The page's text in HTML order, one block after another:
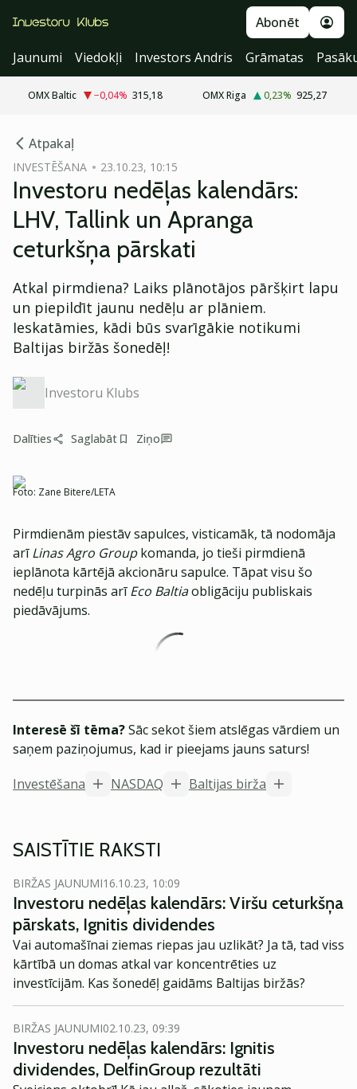
Abonēt
Jaunumi
Viedokļi Investors Andris Grāmatas
OMX Baltic −0,04% 315,18 OMX Riga 0,23% 925,27
Atpakaļ
INVESTĒŠANA 23.10.23, 10:15
Investoru nedēļas kalendārs:
LHV, Tallink un Apranga
ceturkšņa pārskati
Atkal pirmdiena? Laiks plānotājos pāršķirt lapu
un piepildīt jaunu nedēļu ar plāniem.
Ieskatāmies, kādi būs svarīgākie notikumi
Baltijas biržās šonedēļ!
Investoru Klubs
Dalīties Saglabāt Ziņo
Foto: Zane Bitere/LETA
Pirmdienām piestāv sapulces, visticamāk, tā nodomāja
arīLinas Agro Groupkomanda, jo tieši pirmdienā
ieplānota kārtējā akcionāru sapulce. Tāpat visu šo
nedēļu turpinās arīEco Baltiaobligāciju publiskais
piedāvājums.
Interesē šī tēma?Sāc sekot šiem atslēgas vārdiem un
saņem paziņojumus, kad ir pieejams jauns saturs!
Investēšana
NASDAQ Baltijas birža
SAISTĪTIE RAKSTI
BIRŽAS JAUNUMI16.10.23, 10:09
Investoru nedēļas kalendārs: Viršu ceturkšņa
pārskats, Ignitis dividendes
Vai automašīnai ziemas riepas jau uzlikāt? Ja tā, tad viss
kārtībā un domas atkal var koncentrēties uz
investīcijām. Kas šonedēļ gaidāms Baltijas biržās?
BIRŽAS JAUNUMI02.10.23, 09:39
Investoru nedēļas kalendārs: Ignitis
dividendes, DelfinGroup rezultāti